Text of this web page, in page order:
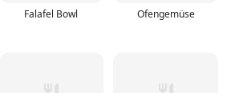
Falafel Bowl Ofengemüse